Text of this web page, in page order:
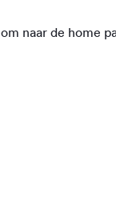
om naar de home